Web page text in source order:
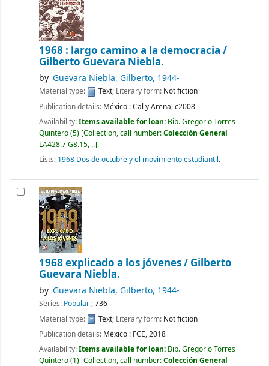
1968 : largo camino a la democracia /
Gilberto Guevara Niebla.
by Guevara Niebla, Gilberto, 1944-
Material type: Text; Literary form: Not fiction
Publication details: México :Cal y Arena,c2008
Availability:Items available for loan: Bib. Gregorio Torres
Quintero(5) Collection, call number:Colección General
LA428.7 G8.15, .. .
Lists: 1968 Dos de octubre y el movimiento estudiantil.
1968 explicado a los jóvenes / Gilberto
Guevara Niebla.
by Guevara Niebla, Gilberto, 1944-
Series: Popular; 736
Material type:
Text; Literary form: Not fiction
Publication details: México : FCE,2018
Availability:Items available for loan: Bib. Gregorio Torres
Quintero(1) Collection, call number:Colección General